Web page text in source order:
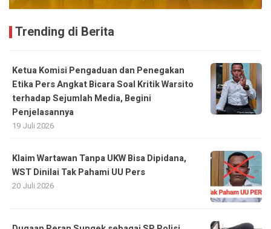
Trending di Berita
Ketua Komisi Pengaduan dan Penegakan
Etika Pers Angkat Bicara Soal Kritik Warsito
terhadap Sejumlah Media, Begini
Penjelasannya
19 Juli 2026
Klaim Wartawan Tanpa UKW Bisa Dipidana,
WST Dinilai Tak Pahami UU Pers
20 Juli 2026